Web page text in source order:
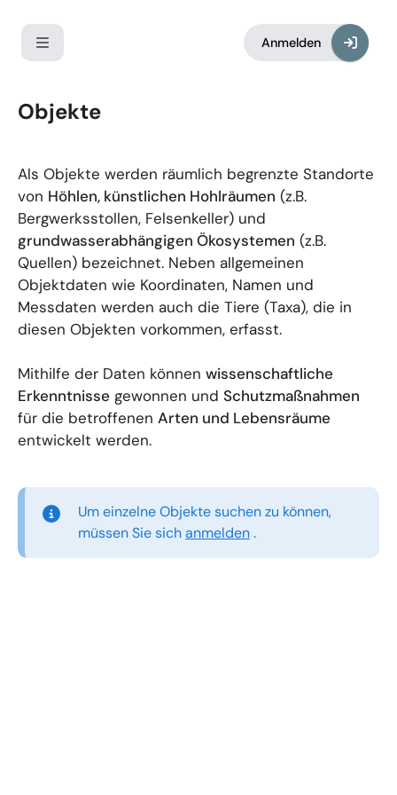
Anmelden
Objekte
Als Objekte werden räumlich begrenzte Standorte
von Höhlen, künstlichen Hohlräumen (z.B.
Bergwerksstollen, Felsenkeller) und
grundwasserabhängigen Ökosystemen (z.B.
Quellen) bezeichnet. Neben allgemeinen
Objektdaten wie Koordinaten, Namen und
Messdaten werden auch die Tiere (Taxa), die in
diesen Objekten vorkommen, erfasst.
Mithilfe der Daten können wissenschaftliche
Erkenntnisse gewonnen und Schutzmaßnahmen
für die betroffenen Arten und Lebensräume
entwickelt werden.
Um einzelne Objekte suchen zu können,
müssen Sie sichanmelden.